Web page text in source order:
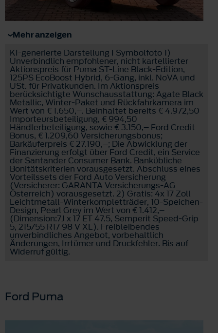
Mehr anzeigen
KI-generierte Darstellung I Symbolfoto 1)
Unverbindlich empfohlener, nicht kartellierter
Aktionspreis für Puma ST-Line Black-Edition,
125PS EcoBoost Hybrid, 6-Gang, inkl. NoVA und
USt. für Privatkunden. Im Aktionspreis
berücksichtigte Wunschausstattung: Agate Black
Metallic, Winter-Paket und Rückfahrkamera im
Wert von € 1.650,–. Beinhaltet bereits € 4.972,50
Importeursbeteiligung, € 994,50
Händlerbeteiligung, sowie € 3.150,– Ford Credit
Bonus, € 1.209,60 Versicherungsbonus;
Barkäuferpreis € 27.190,–; Die Abwicklung der
Finanzierung erfolgt über Ford Credit, ein Service
der Santander Consumer Bank. Bankübliche
Bonitätskriterien vorausgesetzt. Abschluss eines
Vorteilssets der Ford Auto Versicherung
(Versicherer: GARANTA Versicherungs-AG
Österreich) vorausgesetzt. 2) Gratis: 4x 17 Zoll
Leichtmetall-Winterkompletträder, 10-Speichen-
Design, Pearl Grey im Wert von € 1.412,–
(Dimension:7J x 17 ET 47.5, Semperit Speed-Grip
5, 215/55 R17 98 V XL). Freibleibendes
unverbindliches Angebot, vorbehaltlich
Änderungen, Irrtümer und Druckfehler. Bis auf
Widerruf gültig.
Ford Puma